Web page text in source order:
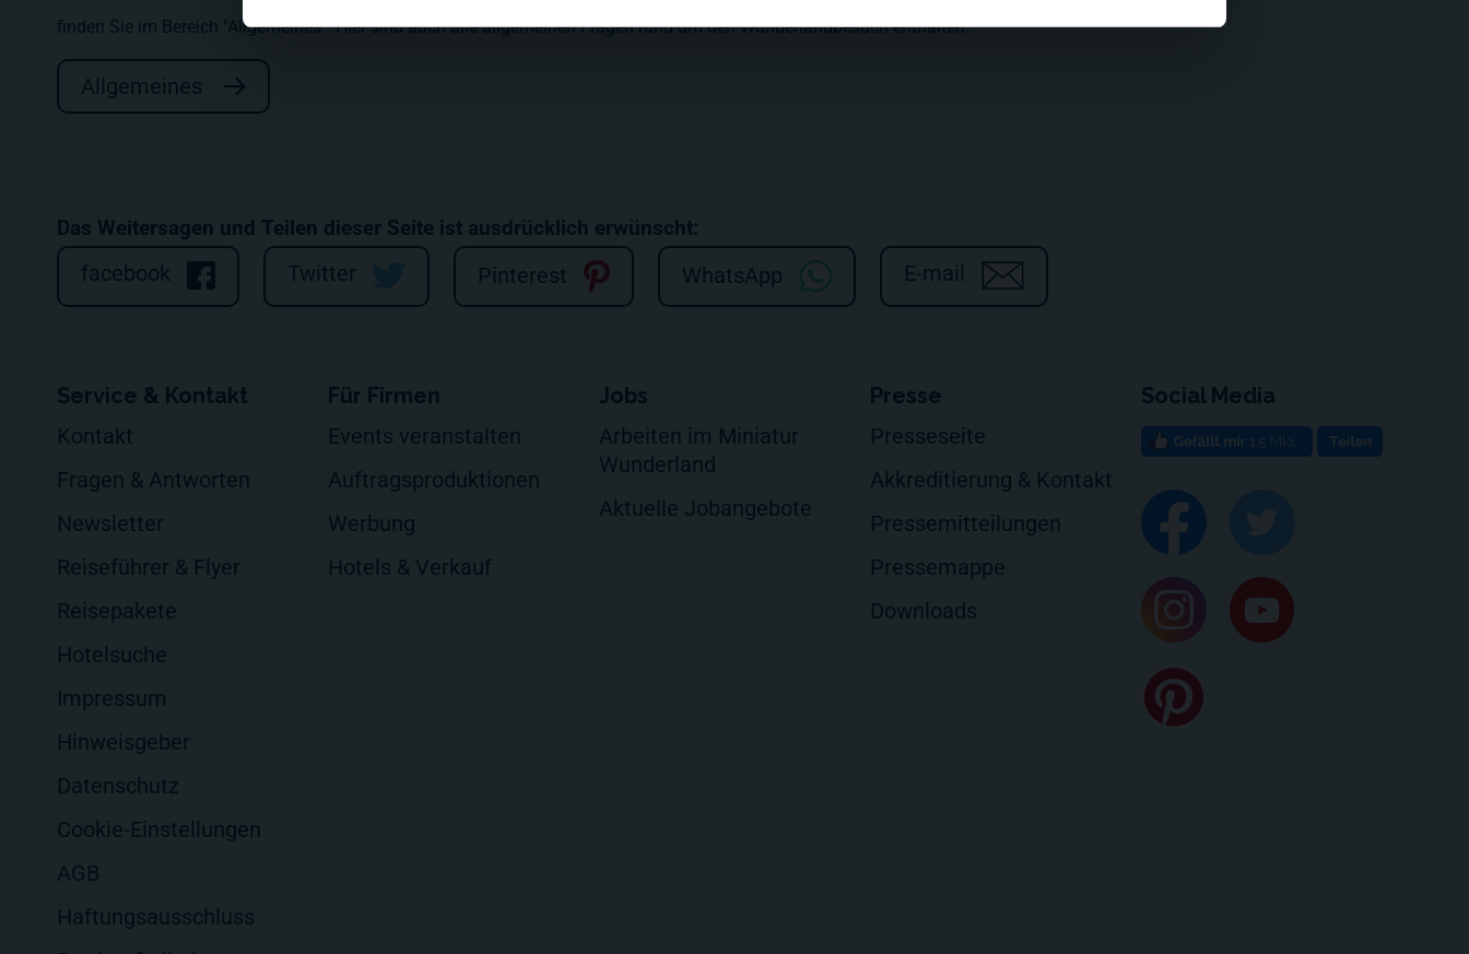
finden Sie im Bereich "Allgemeines". Hier sind auch alle allgemeinen Fragen rund um den Wunderlandbesuch enthalten.
Allgemeines
Das Weitersagen und Teilen dieser Seite ist ausdrücklich erwünscht:
facebook Twitter Pinterest WhatsApp E-mail
Service & Kontakt
Kontakt
Fragen & Antworten
Newsletter
Reiseführer & Flyer
Reisepakete
Hotelsuche
Impressum
Hinweisgeber
Datenschutz
Cookie-Einstellungen
AGB
Haftungsausschluss
Für Firmen
Events veranstalten
Auftragsproduktionen
Werbung
Hotels & Verkauf
Jobs
Arbeiten im Miniatur
Wunderland
Aktuelle Jobangebote
Presse
Presseseite
Akkreditierung & Kontakt
Pressemitteilungen
Pressemappe
Downloads
Social Media